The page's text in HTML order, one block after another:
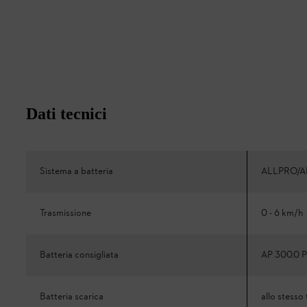
Dati tecnici
Sistema a batteria ALLPRO/
Trasmissione 0 - 6 km/h
Batteria consigliata AP 300.0 P
Batteria scarica allo stesso